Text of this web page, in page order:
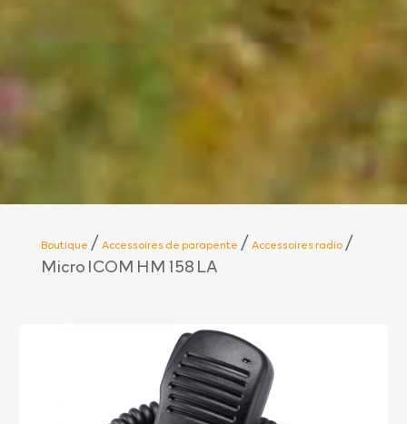
Boutique /Accessoires de parapente /Accessoires radio/
Micro ICOM HM 158 LA